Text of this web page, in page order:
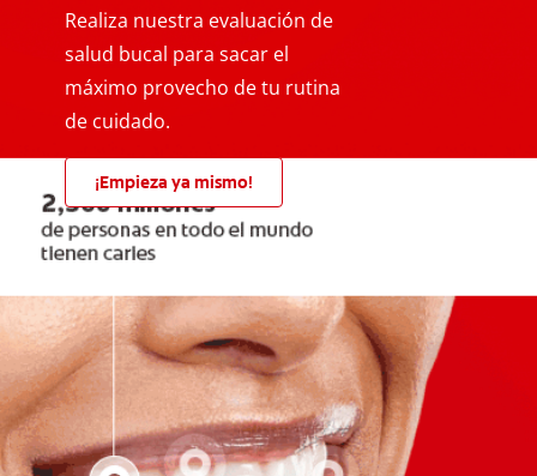
Realiza nuestra evaluación de
salud bucal para sacar el
máximo provecho de tu rutina
de cuidado.
¡Empieza ya mismo!